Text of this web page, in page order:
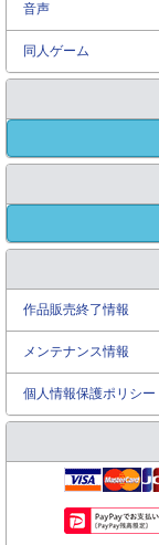
音声
同人ゲーム
作品販売終了情報
メンテナンス情報
個人情報保護ポリシー